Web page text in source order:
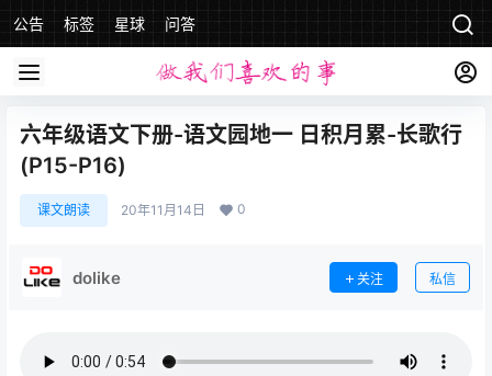
公告 标签 星球 问答
六年级语文下册-语文园地一 日积月累-长歌行
(P15-P16)
课文朗读 20年11月14日 0
dolike 关注 私信